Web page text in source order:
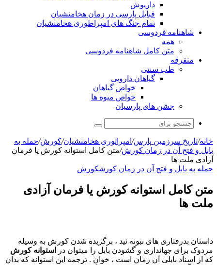
داریوش
قبایل پارسی در زمان هخامنشیان
تمام جنگ های امپراطوری هخامنشیان
شاهنامه فردوسی
همه
متن کامل شاهنامه فردوسی
متفرقه
طب سنتی
گیاهان دارویی
خواص گیاهان
خواص میوه ها
جشن های پارسیان
جستجو
برای
خانه/تاریخ سرزمین پارس/ امپراتوری هخامنشیان/کورش/حمله به
بابل و فتح آن در زمان کورش/متن کامل استوانه کورش یا فرمان
آزادی ملت ها
حمله به بابل و فتح آن در زمان کورشکورش
متن کامل استوانه کورش یا فرمان آزادی
ملت ها
داستان بدرفتاری های نبونه ئید ، برگزیده شدن کورش به وسیله
مردوک برای جهانداری و گشودن بابل را میتوان در
استوانه کورش
که از اسناد بابلی آن زمان است ، خوان . ترجمه این استوانه که بدان